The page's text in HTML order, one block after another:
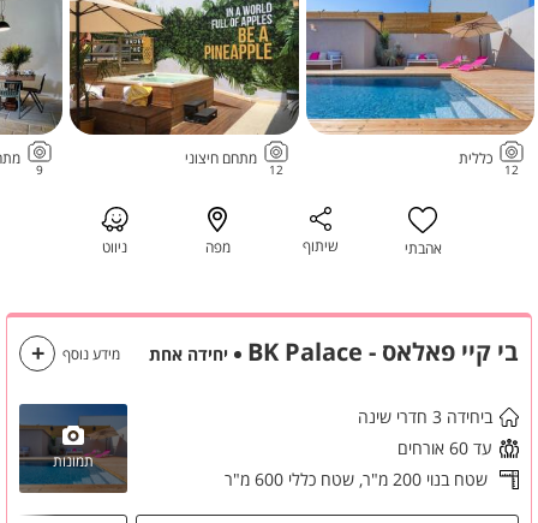
12
כללית
12
מתחם חיצוני
9
אהבתי שיתוף מפה ניווט
בי קיי פאלאס - BK Palace יחידה אחת
תמונות
ביחידה 3 חדרי שינה
עד 60 אורחים
שטח בנוי 200 מ"ר,
שטח כללי 600 מ"ר
מידע נוסף